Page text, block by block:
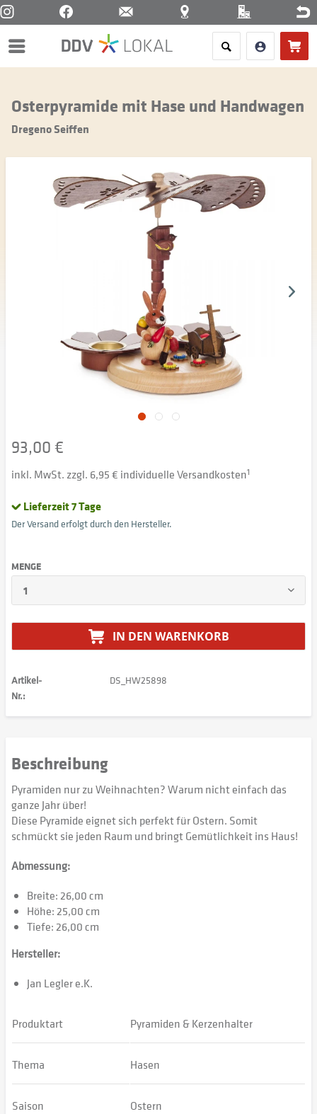
Menü
Osterpyramide mit Hase und Handwagen
Dregeno Seiffen
93,00 €
inkl. MwSt. zzgl. 6,95 € individuelle Versandkosten1
Lieferzeit 7 Tage
Der Versand erfolgt durch den Hersteller.
MENGE
IN DEN WARENKORB
Artikel-
Nr.:
DS_HW25898
Beschreibung
Pyramiden nur zu Weihnachten? Warum nicht einfach das
ganze Jahr über!
Diese Pyramide eignet sich perfekt für Ostern. Somit
schmückt sie jeden Raum und bringt Gemütlichkeit ins Haus!
Abmessung:
Breite: 26,00 cm
Höhe: 25,00 cm
Tiefe: 26,00 cm
Hersteller:
Jan Legler e.K.
Produktart Pyramiden & Kerzenhalter
Thema Hasen
Saison Ostern